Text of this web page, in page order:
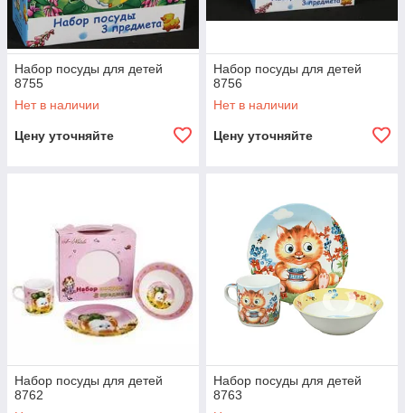
Набор посуды для детей
8755
Нет в наличии
Цену уточняйте
Набор посуды для детей
8756
Нет в наличии
Цену уточняйте
Набор посуды для детей
8762
Набор посуды для детей
8763